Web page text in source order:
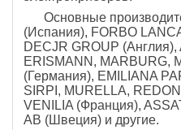
Основные
(Испания), FORBO
DECJR GROUP (Англия),
ERISMANN, MARBURG,
(Германия), EMILIANA
SIRPI, MURELLA,
VENILIA (Франция),
AB (Швеция) и другие.